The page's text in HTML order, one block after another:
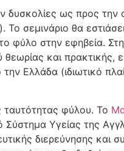
δυσκολίες ως προς
σεμινάριο θα
στην εφηβεία. Στη
θεωρίας και
Ελλάδα (ιδιωτικό
ταυτότητας φύλου. Το
Υγείας της
διερεύνησης και